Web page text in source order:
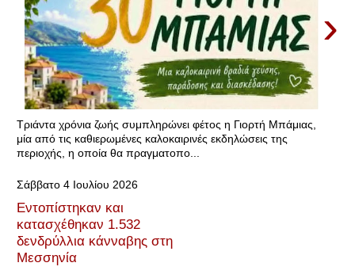
›
Τριάντα χρόνια ζωής συμπληρώνει φέτος η Γιορτή Μπάμιας,
μία από τις καθιερωμένες καλοκαιρινές εκδηλώσεις της
περιοχής, η οποία θα πραγματοπο...
Σάββατο 4 Ιουλίου 2026
Εντοπίστηκαν και
κατασχέθηκαν 1.532
δενδρύλλια κάνναβης στη
Μεσσηνία